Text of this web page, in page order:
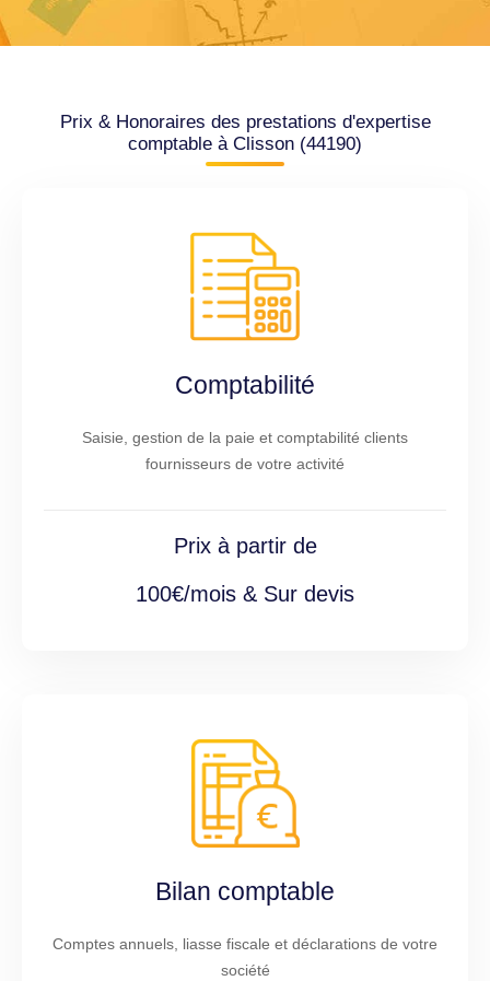
Prix & Honoraires des prestations d'expertise
comptable à Clisson (44190)
Comptabilité
Saisie, gestion de la paie et comptabilité clients
fournisseurs de votre activité
Prix à partir de
100€/mois & Sur devis
Bilan comptable
Comptes annuels, liasse fiscale et déclarations de votre
société